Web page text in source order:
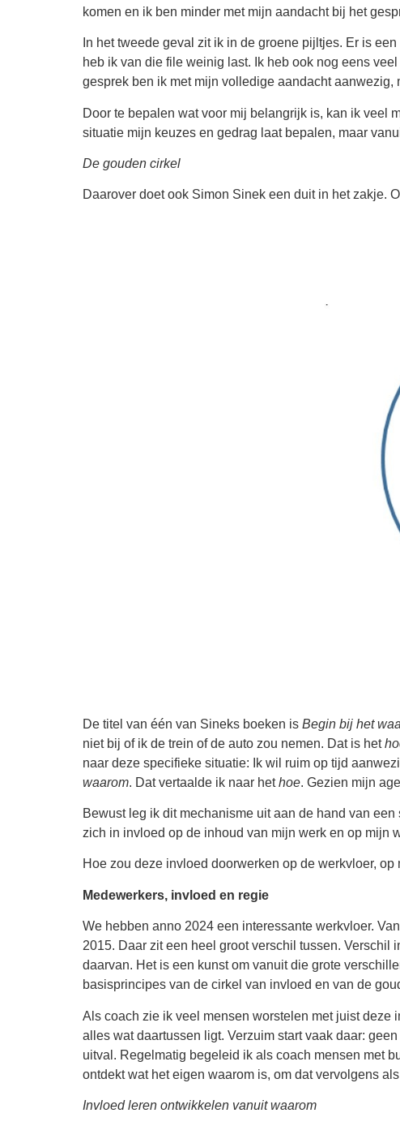
komen en ik ben minder met mijn aandacht bij het
In het tweede geval zit ik in de groene pijltjes. Er is
heb ik van die file weinig last. Ik heb ook nog eens
gesprek ben ik met mijn volledige aandacht aanwezig,
Door te bepalen wat voor mij belangrijk is, kan ik veel
situatie mijn keuzes en gedrag laat bepalen, maar
De gouden cirkel
Daarover doet ook Simon Sinek een duit in het zakje.
De titel van één van Sineks boeken is Begin bij het
niet bij of ik de trein of de auto zou nemen. Dat is het
naar deze specifieke situatie: Ik wil ruim op tijd
waarom. Dat vertaalde ik naar hethoe. Gezien mijn
Bewust leg ik dit mechanisme uit aan de hand van
zich in invloed op de inhoud van mijn werk en op mijn
Hoe zou deze invloed doorwerken op de werkvloer,
Medewerkers, invloed en regie
We hebben anno 2024 een interessante werkvloer.
2015. Daar zit een heel groot verschil tussen.
daarvan. Het is een kunst om vanuit die grote
basisprincipes van de cirkel van invloed en van de
Als coach zie ik veel mensen worstelen met juist deze
alles wat daartussen ligt. Verzuim start vaak daar:
uitval. Regelmatig begeleid ik als coach mensen met
ontdekt wat het eigen waarom is, om dat vervolgens
Invloed leren ontwikkelen vanuit waarom